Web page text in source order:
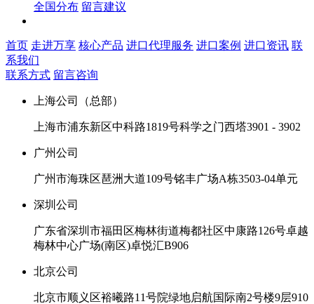
全国分布 留言建议
首页 走进万享 核心产品 进口代理服务 进口案例 进口资讯 联
系我们
联系方式 留言咨询
上海公司（总部）
上海市浦东新区中科路1819号科学之门西塔3901 - 3902
广州公司
广州市海珠区琶洲大道109号铭丰广场A栋3503-04单元
深圳公司
广东省深圳市福田区梅林街道梅都社区中康路126号卓越
梅林中心广场(南区)卓悦汇B906
北京公司
北京市顺义区裕曦路11号院绿地启航国际南2号楼9层910